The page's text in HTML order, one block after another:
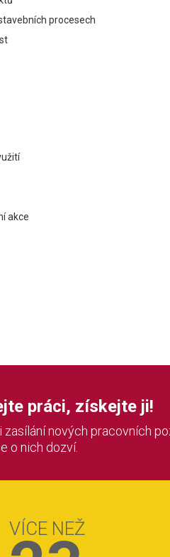
procesech
akce
práci, získejte ji!
zasílání nových pracovních
o nich dozví.
VÍCE NEŽ